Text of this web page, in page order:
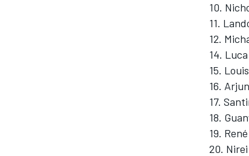
10.
11.
12.
14.
15.
16.
17.
18.
19.
20.